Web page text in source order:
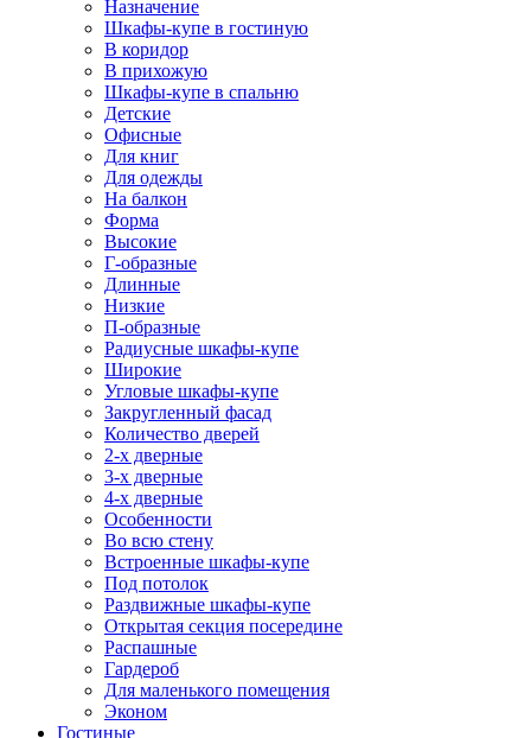
Назначение
Шкафы-купе в гостиную
В коридор
В прихожую
Шкафы-купе в спальню
Детские
Офисные
Для книг
Для одежды
На балкон
Форма
Высокие
Г-образные
Длинные
Низкие
П-образные
Радиусные шкафы-купе
Широкие
Угловые шкафы-купе
Закругленный фасад
Количество дверей
2-х дверные
3-х дверные
4-х дверные
Особенности
Во всю стену
Встроенные шкафы-купе
Под потолок
Раздвижные шкафы-купе
Открытая секция посередине
Распашные
Гардероб
Для маленького помещения
Эконом
Гостиные